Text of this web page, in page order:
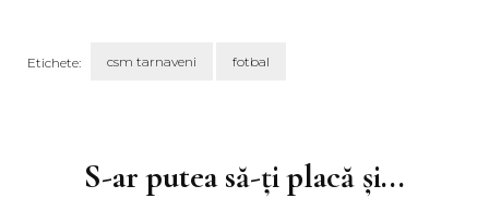
Etichete: csm tarnaveni fotbal
articoleS-ar putea să-ți placă și...